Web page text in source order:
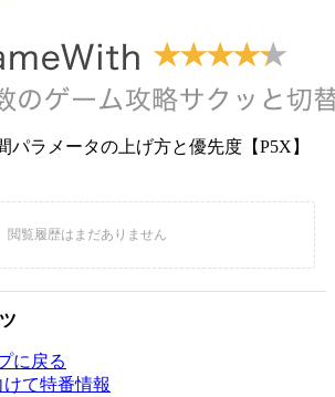
パラメータの上げ方と優先度【P5X】
に戻る
て特番情報